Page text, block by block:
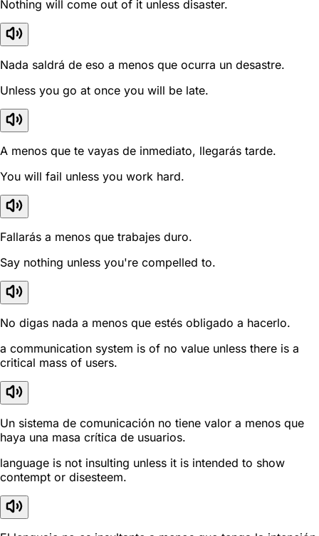
Nothing will come out of it unless disaster.
Nada saldrá de eso a menos que ocurra un desastre.
Unless you go at once you will be late.
A menos que te vayas de inmediato, llegarás tarde.
You will fail unless you work hard.
Fallarás a menos que trabajes duro.
Say nothing unless you're compelled to.
No digas nada a menos que estés obligado a hacerlo.
a communication system is of no value unless there is a
critical mass of users.
Un sistema de comunicación no tiene valor a menos que
haya una masa crítica de usuarios.
language is not insulting unless it is intended to show
contempt or disesteem.